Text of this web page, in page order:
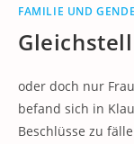
FAMILIE UND
oder doch nur
befand sich in
Beschlüsse zu